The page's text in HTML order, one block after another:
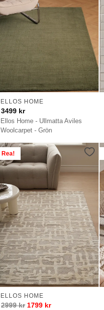
Ellos Home - Ullmatta Aviles
Woolcarpet - Grön
ELLOS HOME
3499 kr
Rea!
ELLOS HOME
2999kr 1799 kr